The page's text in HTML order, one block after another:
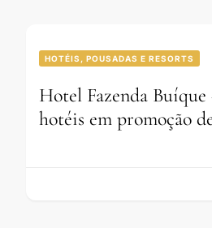
HOTÉIS, POUSADAS E RESORTS
Hotel Fazenda Buíque
hotéis em promoção